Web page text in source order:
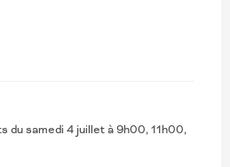
du samedi 4 juillet à 9h00, 11h00,